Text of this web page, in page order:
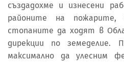
създадохме и изнесени
районите на
стопаните да ходят в
дирекции по земеделие.
максимално да улесним